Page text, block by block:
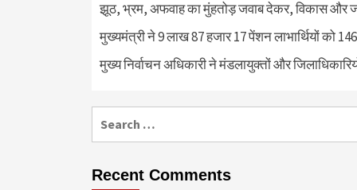
झूठ, भ्रम, अफवाह का मुंहतोड़ जवाब देकर, विकास और
मुख्यमंत्री ने 9 लाख 87 हजार 17 पेंशन लाभार्थियों को
मुख्य निर्वाचन अधिकारी ने मंडलायुक्तों और
Recent Comments